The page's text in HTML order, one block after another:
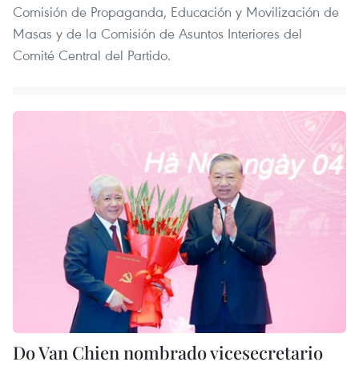
Comisión de Propaganda, Educación y Movilización de
Masas y de la Comisión de Asuntos Interiores del
Comité Central del Partido.
Do Van Chien nombrado vicesecretario